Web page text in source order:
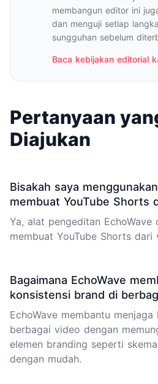
membangun editor ini
dan menguji setiap
sungguhan sebelum
Baca kebijakan editorial
Pertanyaan
Diajukan
Bisakah saya
membuat YouTube Shorts
Ya, alat pengeditan
membuat YouTube Shorts dari
Bagaimana EchoWave
konsistensi brand di
EchoWave membantu
berbagai video dengan
elemen branding seperti
dengan mudah.